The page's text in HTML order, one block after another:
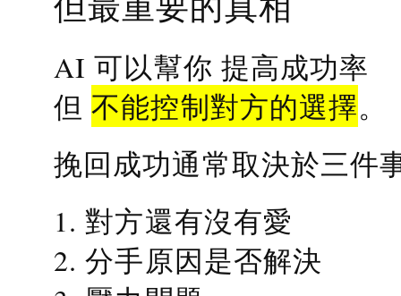
AI 可以幫你 提高成功率
但不能控制對方的選擇。
挽回成功通常取決於三件
1. 對方還有沒有愛
2. 分手原因是否解決